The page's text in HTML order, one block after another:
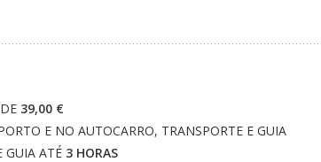
39,00 €
E NO AUTOCARRO, TRANSPORTE E GUIA
GUIA ATÉ 3 HORAS